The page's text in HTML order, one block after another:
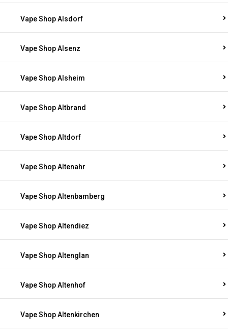
Vape Shop Alsdorf
Vape Shop Alsenz
Vape Shop Alsheim
Vape Shop Altbrand
Vape Shop Altdorf
Vape Shop Altenahr
Vape Shop Altenbamberg
Vape Shop Altendiez
Vape Shop Altenglan
Vape Shop Altenhof
Vape Shop Altenkirchen